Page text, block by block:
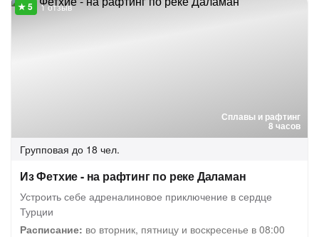
Сплавы и рафтинг
8 часов
1 отзыв
Групповая до 18 чел.
Из Фетхие - на рафтинг по реке Даламан
Устроить себе адреналиновое приключение в сердце
Турции
Расписание: во вторник, пятницу и воскресенье в 08:00